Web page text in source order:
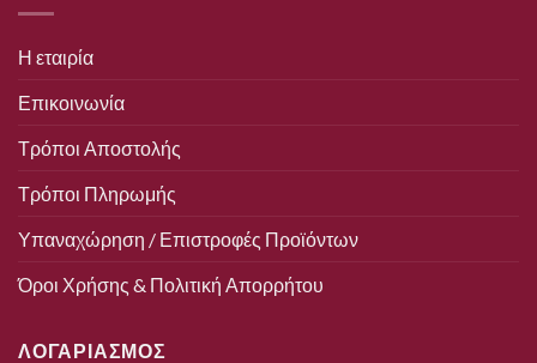
Η εταιρία
Επικοινωνία
Τρόποι Αποστολής
Τρόποι Πληρωμής
Υπαναχώρηση / Επιστροφές Προϊόντων
Όροι Χρήσης & Πολιτική Απορρήτου
ΛΟΓΑΡΙΑΣΜΟΣ